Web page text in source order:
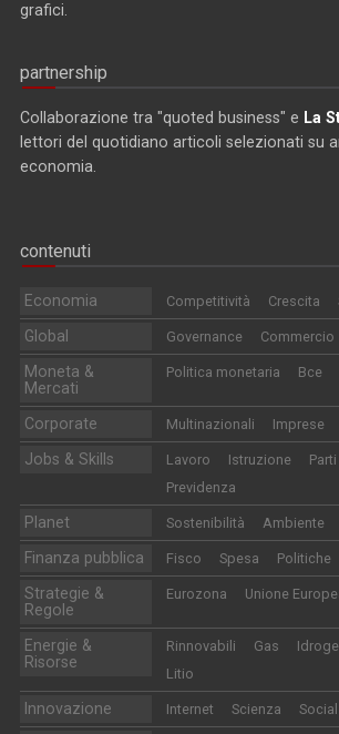
grafici.
partnership
Collaborazione tra "quoted business" e La
lettori del quotidiano articoli selezionati su
economia.
contenuti
Economia Competitività Crescita
Global Governance Commercio
Moneta &
Mercati
Politica monetaria Bce
Corporate Multinazionali Imprese
Jobs & Skills Lavoro Istruzione
Previdenza
Planet Sostenibilità Ambiente
Finanza pubblica Fisco Spesa Politiche
Strategie &
Regole
Eurozona Unione
Energie &
Risorse
Rinnovabili Gas
Litio
Innovazione Internet Scienza